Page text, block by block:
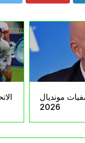
مونديال
2026